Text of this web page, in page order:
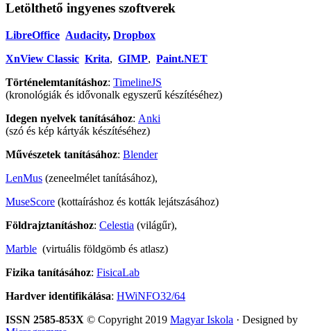
Letölthető ingyenes szoftverek
LibreOffice Audacity, Dropbox
XnView Classic Krita, GIMP, Paint.NET
Történelemtanításhoz: TimelineJS
(kronológiák és idővonalk egyszerű készítéséhez)
Idegen nyelvek tanításához: Anki
(szó és kép kártyák készítéséhez)
Művészetek tanításához: Blender
LenMus (zeneelmélet tanításához),
MuseScore (kottaíráshoz és kották lejátszásához)
Földrajztanításhoz: Celestia (világűr),
Marble (virtuális földgömb és atlasz)
Fizika tanításához: FisicaLab
Hardver identifikálása: HWiNFO32/64
ISSN 2585-853X © Copyright 2019 Magyar Iskola · Designed by